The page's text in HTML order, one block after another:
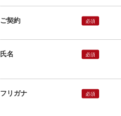
ご契約 必須
氏名 必須
フリガナ 必須